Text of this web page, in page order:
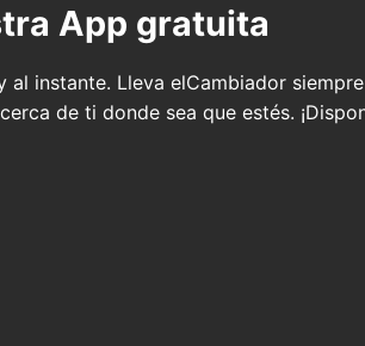
App gratuita
al instante. Lleva elCambiador
de ti donde sea que estés.